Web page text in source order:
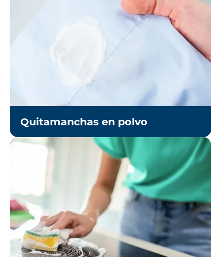
Quitamanchas en polvo